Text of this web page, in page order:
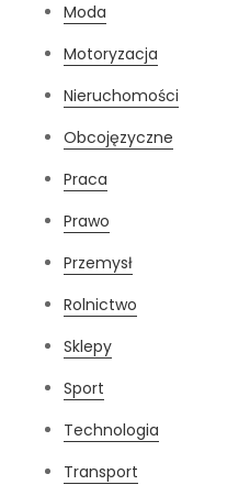
Moda
Motoryzacja
Nieruchomości
Obcojęzyczne
Praca
Prawo
Przemysł
Rolnictwo
Sklepy
Sport
Technologia
Transport